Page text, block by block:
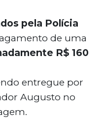
pela Polícia
de uma
R$ 160
entregue por
Augusto no